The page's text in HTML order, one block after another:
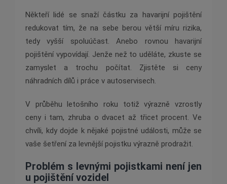
Někteří lidé se snaží částku za havarijní pojištění
redukovat tím, že na sebe berou větší míru rizika,
tedy vyšší spoluúčast. Anebo rovnou havarijní
pojištění vypovídají. Jenže než to uděláte, zkuste se
zamyslet a trochu počítat. Zjistěte si ceny
náhradních dílů i práce v autoservisech.
V průběhu letošního roku totiž výrazně vzrostly
ceny i tam, zhruba o dvacet až třicet procent. Ve
chvíli, kdy dojde k nějaké pojistné události, může se
vaše šetření za levnější pojistku výrazně prodražit.
Problém s levnými pojistkami není jen
u pojištění vozidel